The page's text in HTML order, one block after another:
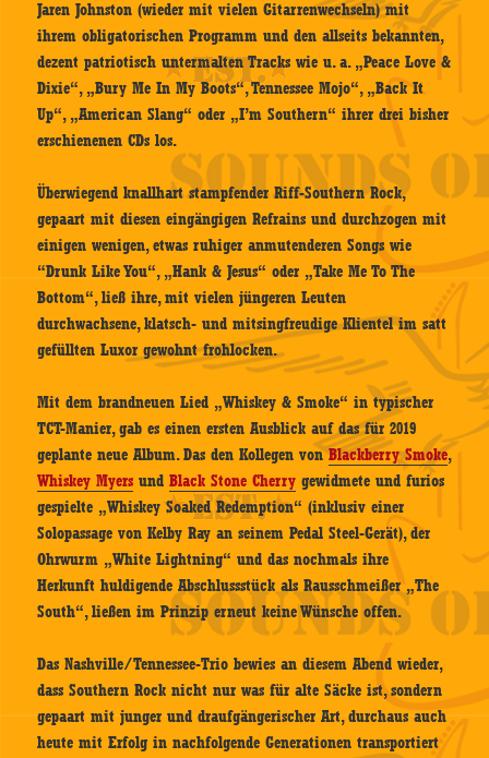
Jaren Johnston (wieder mit vielen Gitarrenwechseln) mit
ihrem obligatorischen Programm und den allseits bekannten,
dezent patriotisch untermalten Tracks wie u. a. „Peace Love &
Dixie“, „Bury Me In My Boots“, Tennessee Mojo“, „Back It
Up“, „American Slang“ oder „I’m Southern“ ihrer drei bisher
erschienenen CDs los.
Überwiegend knallhart stampfender Riff-Southern Rock,
gepaart mit diesen eingängigen Refrains und durchzogen mit
einigen wenigen, etwas ruhiger anmutenderen Songs wie
“Drunk Like You“, „Hank & Jesus“ oder „Take Me To The
Bottom“, ließ ihre, mit vielen jüngeren Leuten
durchwachsene, klatsch- und mitsingfreudige Klientel im satt
gefüllten Luxor gewohnt frohlocken.
Mit dem brandneuen Lied „Whiskey & Smoke“ in typischer
TCT-Manier, gab es einen ersten Ausblick auf das für 2019
geplante neue Album. Das den Kollegen vonBlackberry Smoke,
Whiskey Myers undBlack Stone Cherry gewidmete und furios
gespielte „Whiskey Soaked Redemption“ (inklusiv einer
Solopassage von Kelby Ray an seinem Pedal Steel-Gerät), der
Ohrwurm „White Lightning“ und das nochmals ihre
Herkunft huldigende Abschlussstück als Rausschmeißer „The
South“, ließen im Prinzip erneut keine Wünsche offen.
Das Nashville/Tennessee-Trio bewies an diesem Abend wieder,
dass Southern Rock nicht nur was für alte Säcke ist, sondern
gepaart mit junger und draufgängerischer Art, durchaus auch
heute mit Erfolg in nachfolgende Generationen transportiert